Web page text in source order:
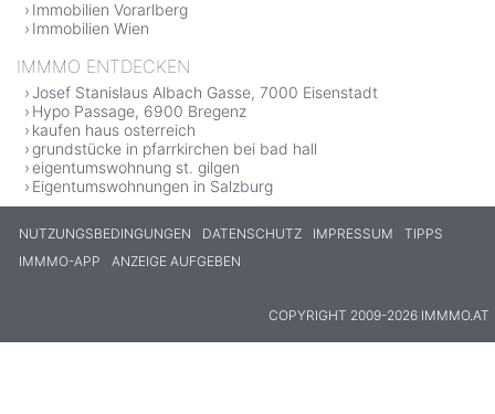
Immobilien Vorarlberg
Immobilien Wien
IMMMO ENTDECKEN
Josef Stanislaus Albach Gasse, 7000 Eisenstadt
Hypo Passage, 6900 Bregenz
kaufen haus osterreich
grundstücke in pfarrkirchen bei bad hall
eigentumswohnung st. gilgen
Eigentumswohnungen in Salzburg
NUTZUNGSBEDINGUNGEN DATENSCHUTZ IMPRESSUM
TIPPS
IMMMO-APP
ANZEIGE AUFGEBEN
COPYRIGHT 2009-2026 IMMMO.AT